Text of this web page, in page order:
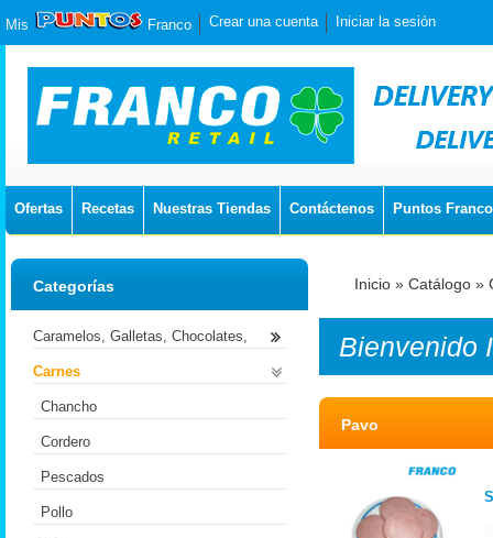
Mis Franco Crear una cuenta Iniciar la sesión
Ofertas Recetas Nuestras Tiendas Contáctenos Puntos Franco
Inicio » Catálogo »
Bienvenido
Pavo
Categorías
Caramelos, Galletas, Chocolates,
Carnes
Chancho
Cordero
Pescados
Pollo